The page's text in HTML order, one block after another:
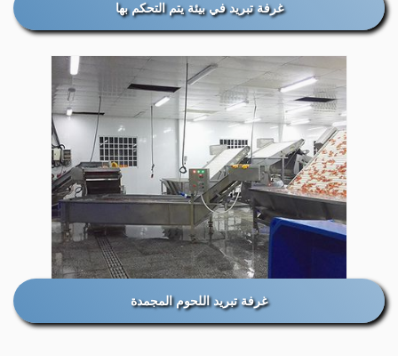
غرفة تبريد في بيئة يتم التحكم بها
غرفة تبريد اللحوم المجمدة